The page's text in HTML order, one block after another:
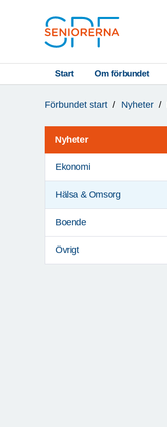
Start Om förbundet
är
Förbundet start Nyheter
Nyheter
Ekonomi
Hälsa & Omsorg
Boende
Övrigt